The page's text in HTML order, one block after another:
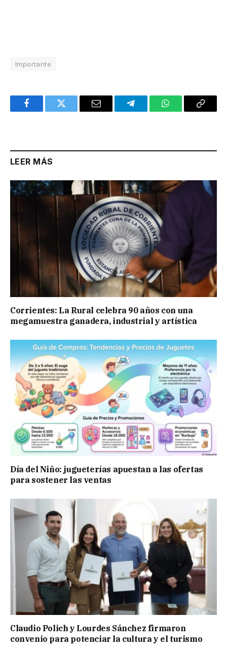
Importante
FacebookTwitter Email TelegramWhatsAppCopy
LEER MÁS
Corrientes: La Rural celebra 90 años con una
megamuestra ganadera, industrial y artística
Día del Niño: jugueterías apuestan a las ofertas
para sostener las ventas
Claudio Polich y Lourdes Sánchez firmaron
convenio para potenciar la cultura y el turismo